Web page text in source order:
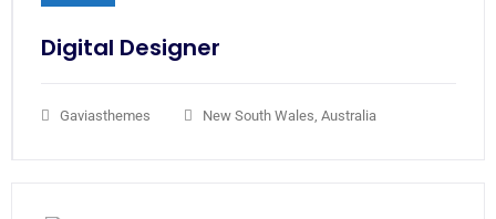
Digital Designer
Gaviasthemes New South Wales, Australia